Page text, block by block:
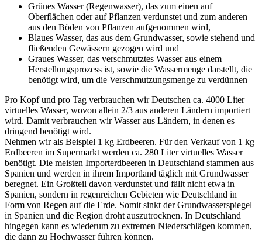
Grünes Wasser (Regenwasser), das zum einen auf
Oberflächen oder auf Pflanzen verdunstet und zum anderen
aus den Böden von Pflanzen aufgenommen wird,
Blaues Wasser, das aus dem Grundwasser, sowie stehend und
fließenden Gewässern gezogen wird und
Graues Wasser, das verschmutztes Wasser aus einem
Herstellungsprozess ist, sowie die Wassermenge darstellt, die
benötigt wird, um die Verschmutzungsmenge zu verdünnen
Pro Kopf und pro Tag verbrauchen wir Deutschen ca. 4000 Liter
virtuelles Wasser, wovon allein 2/3 aus anderen Ländern importiert
wird. Damit verbrauchen wir Wasser aus Ländern, in denen es
dringend benötigt wird.
Nehmen wir als Beispiel 1 kg Erdbeeren. Für den Verkauf von 1 kg
Erdbeeren im Supermarkt werden ca. 280 Liter virtuelles Wasser
benötigt. Die meisten Importerdbeeren in Deutschland stammen aus
Spanien und werden in ihrem Importland täglich mit Grundwasser
beregnet. Ein Großteil davon verdunstet und fällt nicht etwa in
Spanien, sondern in regenreichen Gebieten wie Deutschland in
Form von Regen auf die Erde. Somit sinkt der Grundwasserspiegel
in Spanien und die Region droht auszutrocknen. In Deutschland
hingegen kann es wiederum zu extremen Niederschlägen kommen,
die dann zu Hochwasser führen können.